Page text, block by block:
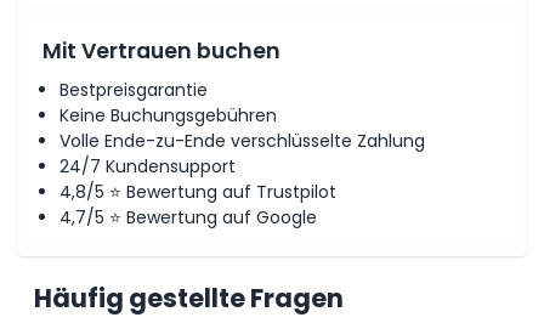
Mit Vertrauen buchen
Bestpreisgarantie
Keine Buchungsgebühren
Volle Ende-zu-Ende verschlüsselte Zahlung
24/7 Kundensupport
4,8/5 ⭐ Bewertung auf Trustpilot
4,7/5 ⭐ Bewertung auf Google
Häufig gestellte Fragen